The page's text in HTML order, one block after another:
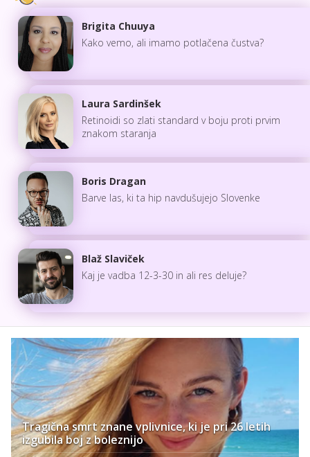
Brigita Chuuya
Kako vemo, ali imamo potlačena čustva?
Laura Sardinšek
Retinoidi so zlati standard v boju proti prvim
znakom staranja
Boris Dragan
Barve las, ki ta hip navdušujejo Slovenke
Blaž Slaviček
Kaj je vadba 12-3-30 in ali res deluje?
Tragična smrt znane vplivnice, ki je pri 26 letih
izgubila boj z boleznijo